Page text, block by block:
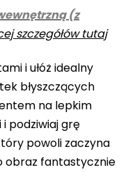
(z
szczegółów tutaj
i ułóż idealny
błyszczących
na lepkim
podziwiaj grę
powoli zaczyna
obraz fantastycznie